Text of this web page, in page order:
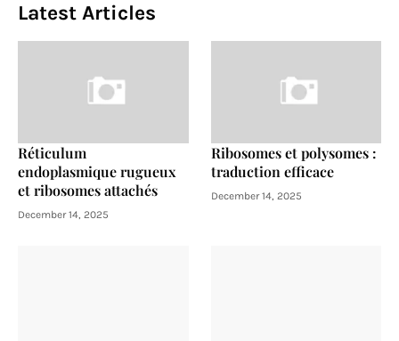
Latest Articles
Réticulum
endoplasmique rugueux
et ribosomes attachés
December 14, 2025
Ribosomes et polysomes :
traduction efficace
December 14, 2025